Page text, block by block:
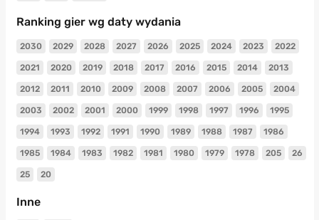
Ranking gier wg daty wydania
2030 2029 2028 2027 2026 2025 2024 2023 2022
2021 2020 2019 2018 2017 2016 2015 2014 2013
2012 2011 2010 2009 2008 2007 2006 2005 2004
2003 2002 2001 2000 1999 1998 1997 1996 1995
1994 1993 1992 1991 1990 1989 1988 1987 1986
1985 1984 1983 1982 1981 1980 1979 1978 205 26
25 20
Inne